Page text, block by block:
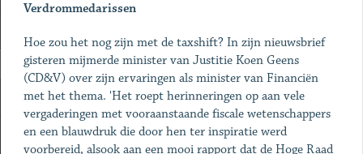
Verdrommedarissen
Hoe zou het nog zijn met de taxshift? In zijn nieuwsbrief
gisteren mijmerde minister van Justitie Koen Geens
(CD&V) over zijn ervaringen als minister van Financiën
met het thema. 'Het roept herinneringen op aan vele
vergaderingen met vooraanstaande fiscale wetenschappers
en een blauwdruk die door hen ter inspiratie werd
voorbereid, alsook aan een mooi rapport dat de Hoge Raad